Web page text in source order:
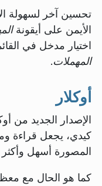
تحسين آخر لسهولة
الأيمن على أيقونة
اختيار مدخل في
المهملات.
أوكلار
كيدي، يجعل قراءة
المصورة أسهل وأكثر
كما هو الحال مع